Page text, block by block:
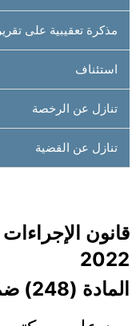
مذكرة تعقيبية على
استئناف
تنازل عن الرخصة
تنازل عن القضية
2022
المادة (248) ضم الدعوى